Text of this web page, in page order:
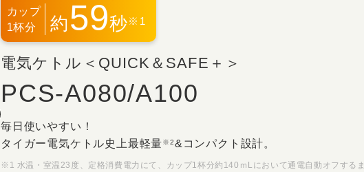
カップ
1杯分
約59秒※1
電気ケトル＜QUICK＆SAFE＋＞
PCS-A080/A100
毎日使いやすい！
タイガー電気ケトル史上最軽量※2&コンパクト設計。
※1 水温・室温23度、定格消費電力にて、カップ1杯分約140ｍLにおいて通電自動オフするま